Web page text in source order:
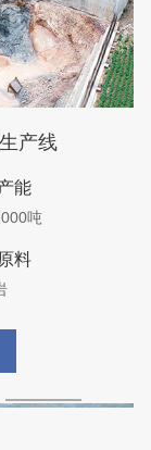
石破碎生产